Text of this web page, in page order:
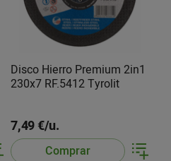
Disco Hierro Premium 2in1
230x7 RF.5412 Tyrolit
7,49 €/u.
Comprar